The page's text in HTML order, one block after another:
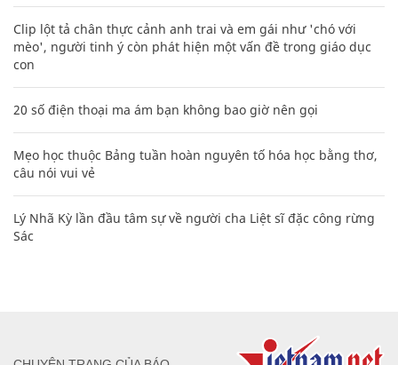
Clip lột tả chân thực cảnh anh trai và em gái như 'chó với
mèo', người tinh ý còn phát hiện một vấn đề trong giáo dục
con
20 số điện thoại ma ám bạn không bao giờ nên gọi
Mẹo học thuộc Bảng tuần hoàn nguyên tố hóa học bằng thơ,
câu nói vui vẻ
Lý Nhã Kỳ lần đầu tâm sự về người cha Liệt sĩ đặc công rừng
Sác